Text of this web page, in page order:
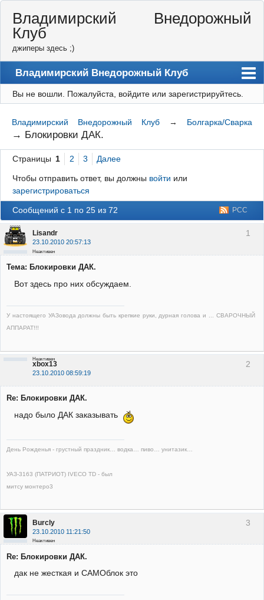
Владимирский Внедорожный
Клуб
джиперы здесь ;)
Владимирский Внедорожный Клуб
Форум
Правила
Регистрация
Вход
Вы не вошли. Пожалуйста, войдите или зарегистрируйтесь.
Владимирский Внедорожный Клуб → Болгарка/Сварка
→ Блокировки ДАК.
Страницы 1 2 3 Далее
Чтобы отправить ответ, вы должны войти или
зарегистрироваться
РСС
Сообщений с 1 по 25 из 72
1
Lisandr
23.10.2010 20:57:13
Неактивен
Тема: Блокировки ДАК.
Вот здесь про них обсуждаем.
У настоящего УАЗовода должны быть крепкие руки, дурная голова и ... СВАРОЧНЫЙ
АППАРАТ!!!
2
xbox13
23.10.2010 08:59:19
Неактивен
Re: Блокировки ДАК.
надо было ДАК заказывать
День Рожденья - грустный праздник… водка… пиво… унитазик…
УАЗ-3163 (ПАТРИОТ) IVECO TD - был
митсу монтеро3
3
Burcly
23.10.2010 11:21:50
Неактивен
Re: Блокировки ДАК.
дак не жесткая и САМОблок это